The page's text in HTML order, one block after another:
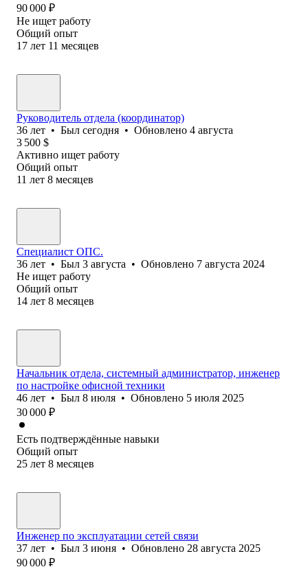
90 000 ₽
Не ищет работу
Общий опыт
17 лет 11 месяцев
Руководитель отдела (координатор)
36 лет • Был сегодня • Обновлено 4 августа
3 500 $
Активно ищет работу
Общий опыт
11 лет 8 месяцев
Специалист ОПС.
36 лет • Был 3 августа • Обновлено 7 августа 2024
Не ищет работу
Общий опыт
14 лет 8 месяцев
Начальник отдела, системный администратор, инженер
по настройке офисной техники
46 лет • Был 8 июля • Обновлено 5 июля 2025
30 000 ₽
Есть подтверждённые навыки
Общий опыт
25 лет 8 месяцев
Инженер по эксплуатации сетей связи
37 лет • Был 3 июня • Обновлено 28 августа 2025
90 000 ₽